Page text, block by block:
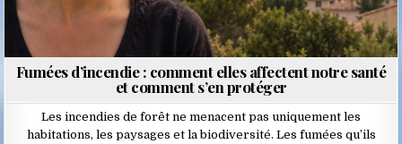
Fumées d’incendie : comment elles affectent notre santé
et comment s’en protéger
Les incendies de forêt ne menacent pas uniquement les
habitations, les paysages et la biodiversité. Les fumées qu’ils